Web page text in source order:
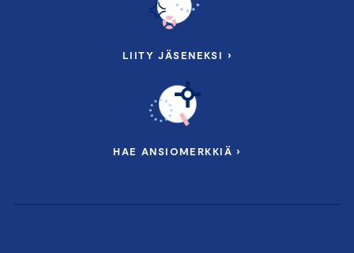
LIITY JÄSENEKSI ›
HAE ANSIOMERKKIÄ ›